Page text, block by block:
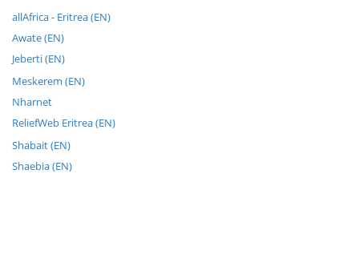
allAfrica - Eritrea (EN)
Awate (EN)
Jeberti (EN)
Meskerem (EN)
Nharnet
ReliefWeb Eritrea (EN)
Shabait (EN)
Shaebia (EN)